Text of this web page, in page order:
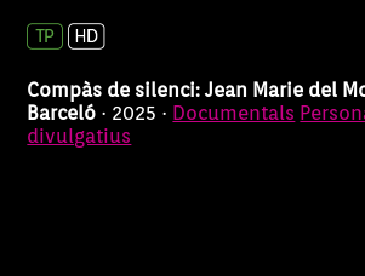
Compàs de silenci: Jean Marie del
Barceló · 2025 · Documentals
divulgatius